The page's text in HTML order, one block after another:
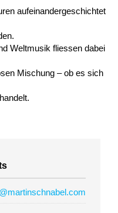
aufeinandergeschichtet
Weltmusik fliessen dabei
Mischung – ob es sich